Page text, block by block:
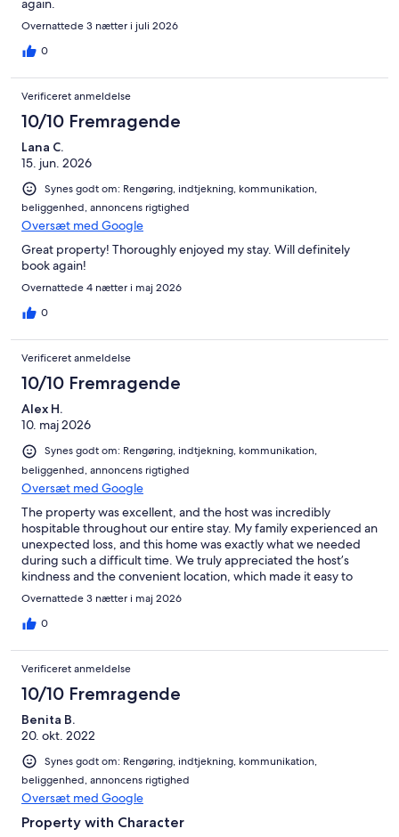
again.
Overnattede 3 nætter i juli 2026
0
Verificeret anmeldelse
10/10 Fremragende
Lana C.
15. jun. 2026
Synes godt om: Rengøring, indtjekning, kommunikation,
beliggenhed, annoncens rigtighed
Oversæt med Google
Great property! Thoroughly enjoyed my stay. Will definitely
book again!
Overnattede 4 nætter i maj 2026
0
Verificeret anmeldelse
10/10 Fremragende
Alex H.
10. maj 2026
Synes godt om: Rengøring, indtjekning, kommunikation,
beliggenhed, annoncens rigtighed
Oversæt med Google
The property was excellent, and the host was incredibly
hospitable throughout our entire stay. My family experienced an
unexpected loss, and this home was exactly what we needed
during such a difficult time. We truly appreciated the host’s
kindness and the convenient location, which made it easy to
meet with family. Overall, it was a great experience, and we’re
Overnattede 3 nætter i maj 2026
0
Verificeret anmeldelse
10/10 Fremragende
Benita B.
20. okt. 2022
Synes godt om: Rengøring, indtjekning, kommunikation,
beliggenhed, annoncens rigtighed
Oversæt med Google
Property with Character